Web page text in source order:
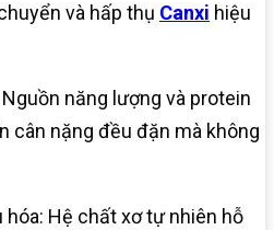
và hấp thụ Canxi hiệu
năng lượng và protein
cân nặng đều đặn mà không
hóa: Hệ chất xơ tự nhiên hỗ